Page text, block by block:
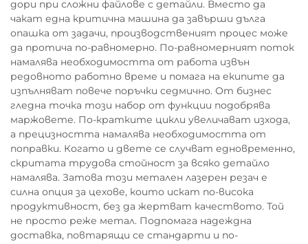
дори при сложни файлове с детайли. Вместо да
чакат една критична машина да завърши дълга
опашка от задачи, производственият процес може
да протича по-равномерно. По-равномерният поток
намалява необходимостта от работа извън
редовното работно време и помага на екипите да
изпълняват повече поръчки седмично. От бизнес
гледна точка този набор от функции подобрява
маржовете. По-кратките цикли увеличават изхода,
а прецизността намалява необходимостта от
поправки. Когато и двете се случват едновременно,
скритата трудова стойност за всяко детайло
намалява. Затова този метален лазерен резач е
силна опция за цехове, които искат по-висока
продуктивност, без да жертват качеството. Той
не просто реже метал. Подпомага надеждна
доставка, повтарящи се стандарти и по-